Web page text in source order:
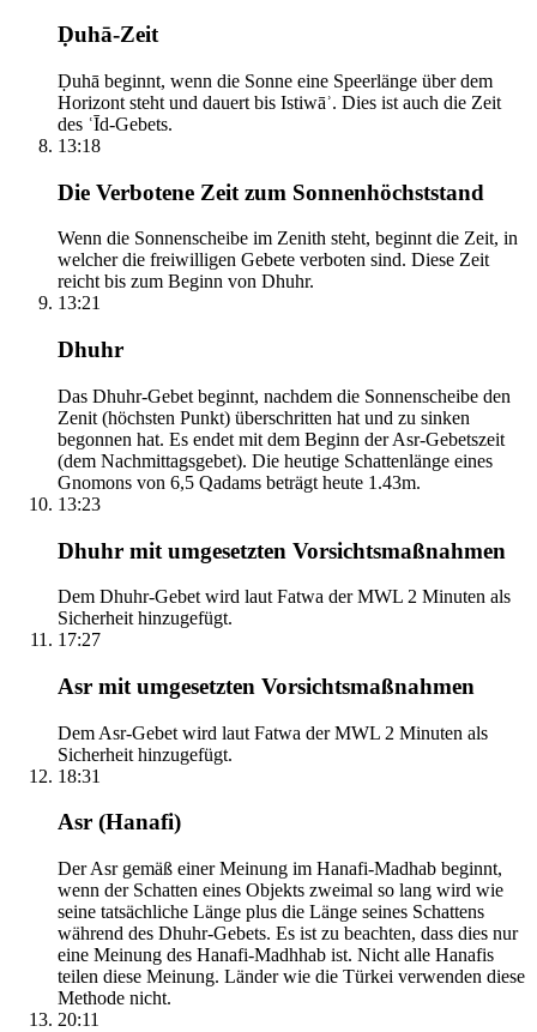
Ḍuhā-Zeit
Ḍuhā beginnt, wenn die Sonne eine Speerlänge über dem
Horizont steht und dauert bis Istiwāʾ. Dies ist auch die Zeit
des ʿĪd-Gebets.
13:18
Die Verbotene Zeit zum Sonnenhöchststand
Wenn die Sonnenscheibe im Zenith steht, beginnt die Zeit, in
welcher die freiwilligen Gebete verboten sind. Diese Zeit
reicht bis zum Beginn von Dhuhr.
13:21
Dhuhr
Das Dhuhr-Gebet beginnt, nachdem die Sonnenscheibe den
Zenit (höchsten Punkt) überschritten hat und zu sinken
begonnen hat. Es endet mit dem Beginn der Asr-Gebetszeit
(dem Nachmittagsgebet). Die heutige Schattenlänge eines
Gnomons von 6,5 Qadams beträgt heute 1.43m.
13:23
Dhuhr mit umgesetzten Vorsichtsmaßnahmen
Dem Dhuhr-Gebet wird laut Fatwa der MWL 2 Minuten als
Sicherheit hinzugefügt.
17:27
Asr mit umgesetzten Vorsichtsmaßnahmen
Dem Asr-Gebet wird laut Fatwa der MWL 2 Minuten als
Sicherheit hinzugefügt.
18:31
Asr (Hanafi)
Der Asr gemäß einer Meinung im Hanafi-Madhab beginnt,
wenn der Schatten eines Objekts zweimal so lang wird wie
seine tatsächliche Länge plus die Länge seines Schattens
während des Dhuhr-Gebets. Es ist zu beachten, dass dies nur
eine Meinung des Hanafi-Madhhab ist. Nicht alle Hanafis
teilen diese Meinung. Länder wie die Türkei verwenden diese
Methode nicht.
20:11